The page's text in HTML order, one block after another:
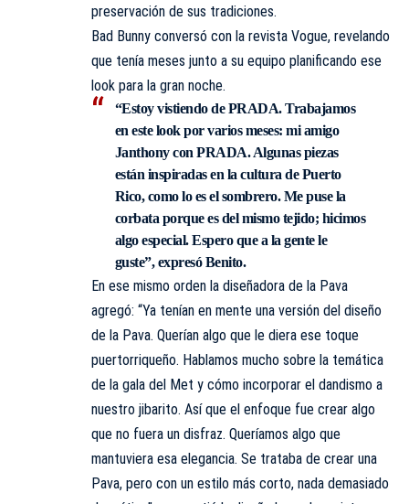
preservación de sus tradiciones.
Bad Bunny conversó con la revista Vogue, revelando
que tenía meses junto a su equipo planificando ese
look para la gran noche.
“Estoy vistiendo de PRADA. Trabajamos
en este look por varios meses: mi amigo
Janthony con PRADA. Algunas piezas
están inspiradas en la cultura de Puerto
Rico, como lo es el sombrero. Me puse la
corbata porque es del mismo tejido; hicimos
algo especial. Espero que a la gente le
guste”, expresó Benito.
En ese mismo orden la diseñadora de la Pava
agregó: “Ya tenían en mente una versión del diseño
de la Pava. Querían algo que le diera ese toque
puertorriqueño. Hablamos mucho sobre la temática
de la gala del Met y cómo incorporar el dandismo a
nuestro jibarito. Así que el enfoque fue crear algo
que no fuera un disfraz. Queríamos algo que
mantuviera esa elegancia. Se trataba de crear una
Pava, pero con un estilo más corto, nada demasiado